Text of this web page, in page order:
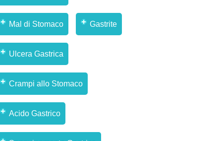
Mal di Stomaco Gastrite
Ulcera Gastrica
Crampi allo Stomaco
Acido Gastrico